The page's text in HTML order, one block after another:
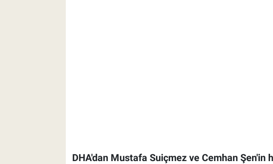
DHA'dan Mustafa Suiçmez ve Cemhan Şen'in